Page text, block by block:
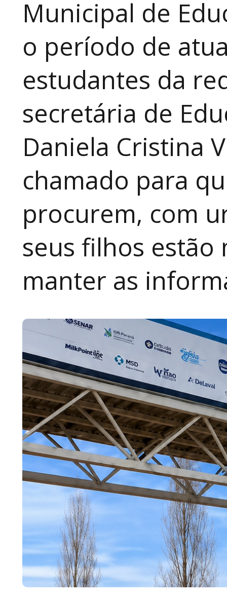
Municipal de
o período de
estudantes da
secretária de
Daniela Cristina
chamado para
procurem, com
seus filhos
manter as